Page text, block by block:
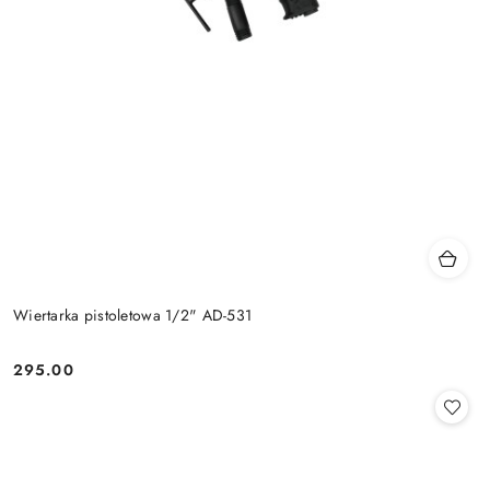
Wiertarka pistoletowa 1/2" AD-531
Cena:
295.00